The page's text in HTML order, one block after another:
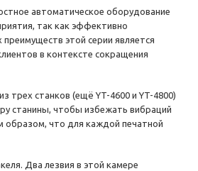
автоматическое оборудование
так как эффективно
этой серии является
в контексте сокращения
трех станков (ещё YT-4600 и YT-4800)
станины, чтобы избежать вибраций
образом, что для каждой печатной
Два лезвия в этой камере